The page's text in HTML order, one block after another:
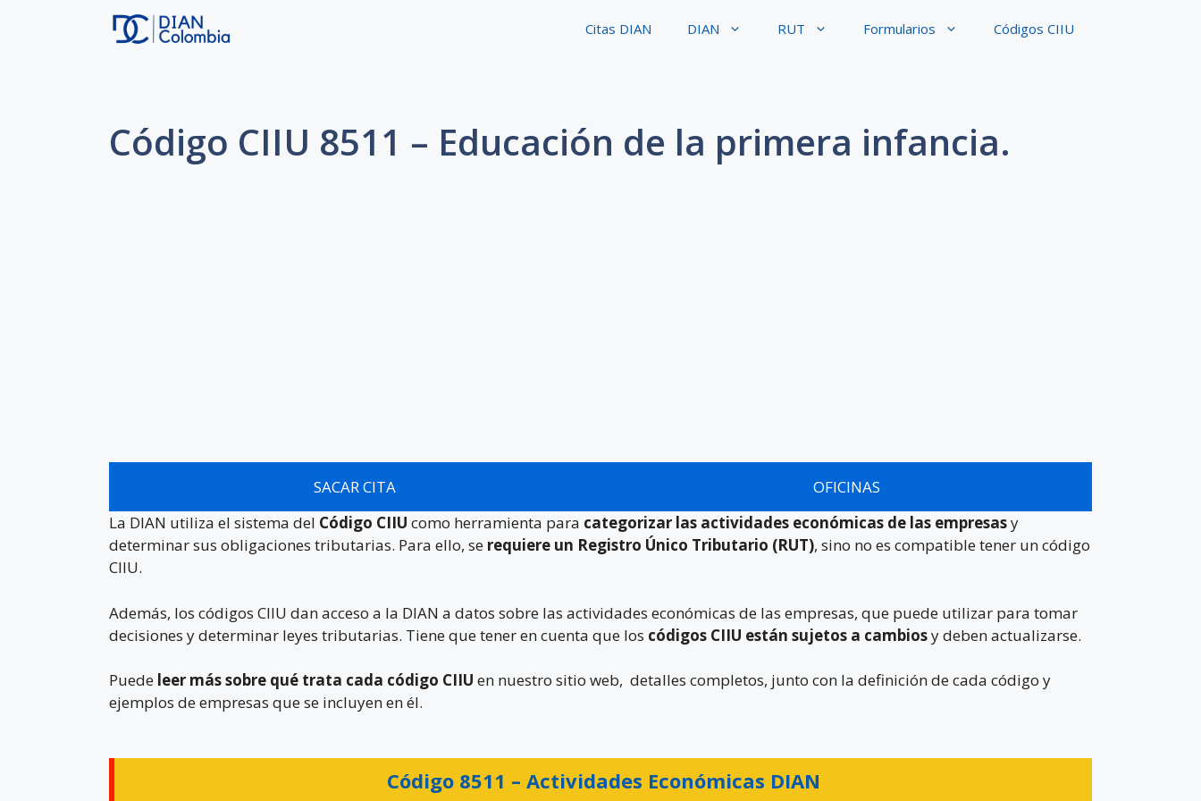
Citas DIAN DIAN RUT Formularios Códigos CIIU
Código CIIU 8511 – Educación de la primera infancia.
SACAR CITA
OFICINAS
La DIAN utiliza el sistema del Código CIIU como herramienta para categorizar las actividades económicas de las empresasy
determinar sus obligaciones tributarias. Para ello, se requiere un Registro Único Tributario (RUT), sino no es compatible tener un código
CIIU.
Además, los códigos CIIU dan acceso a la DIAN a datos sobre las actividades económicas de las empresas, que puede utilizar para tomar
decisiones y determinar leyes tributarias. Tiene que tener en cuenta que los códigos CIIU están sujetos a cambiosy deben actualizarse.
Puede leer más sobre qué trata cada código CIIU en nuestro sitio web, detalles completos, junto con la definición de cada código y
ejemplos de empresas que se incluyen en él.
Código 8511 – Actividades Económicas DIAN